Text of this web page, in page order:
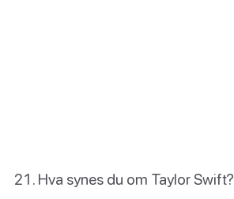
Hva synes du om Taylor Swift?